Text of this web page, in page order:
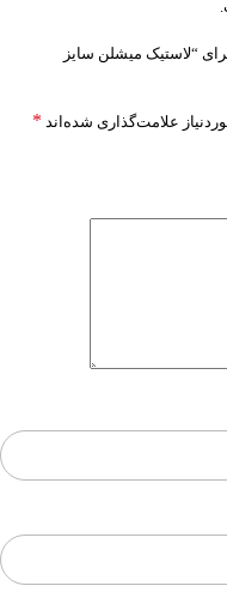
“لاستیک میشلن سایز
علامت‌گذاری شده‌اند *